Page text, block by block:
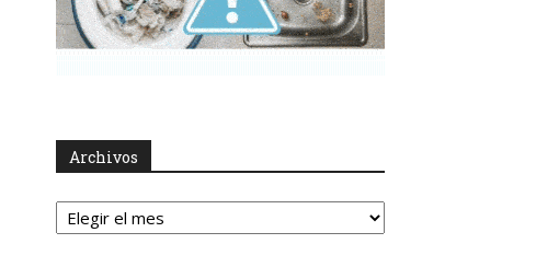
Archivos
Archivos